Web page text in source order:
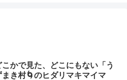
こかで見た、どこにもない「う
まき村🌀のヒダリマキマイマ